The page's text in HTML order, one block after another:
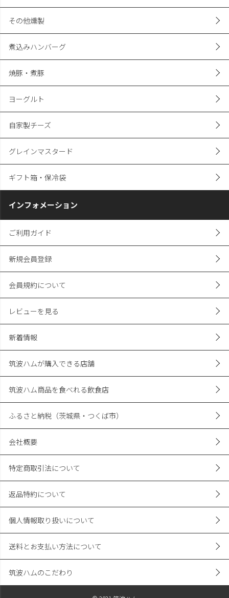
その他燻製
煮込みハンバーグ
焼豚・煮豚
ヨーグルト
自家製チーズ
グレインマスタード
ギフト箱・保冷袋
インフォメーション
ご利用ガイド
新規会員登録
会員規約について
レビューを見る
新着情報
筑波ハムが購入できる店舗
筑波ハム商品を食べれる飲食店
ふるさと納税（茨城県・つくば市）
会社概要
特定商取引法について
返品特約について
個人情報取り扱いについて
送料とお支払い方法について
筑波ハムのこだわり